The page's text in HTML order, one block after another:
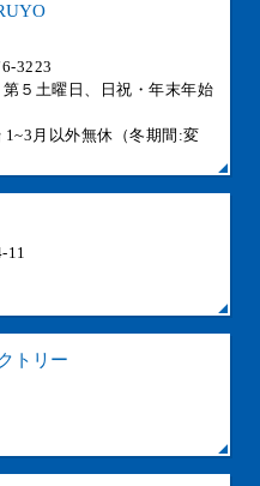
3223
５土曜日、日祝・年末年始
月以外無休（冬期間:変
11
トリー